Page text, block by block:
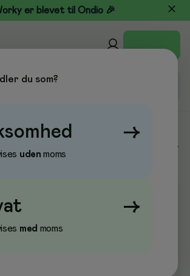
er blevet til Ondio 🎉
Papirservietter
du som?
→
uden moms
→
med moms